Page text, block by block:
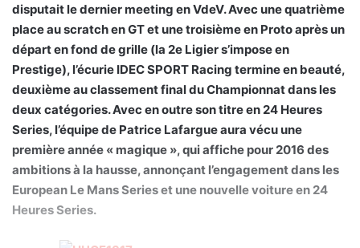
disputait le dernier meeting en VdeV. Avec une quatrième
place au scratch en GT et une troisième en Proto après un
départ en fond de grille (la 2e Ligier s’impose en
Prestige), l’écurie IDEC SPORT Racing termine en beauté,
deuxième au classement final du Championnat dans les
deux catégories. Avec en outre son titre en 24 Heures
Series, l’équipe de Patrice Lafargue aura vécu une
première année « magique », qui affiche pour 2016 des
ambitions à la hausse, annonçant l’engagement dans les
European Le Mans Series et une nouvelle voiture en 24
Heures Series.